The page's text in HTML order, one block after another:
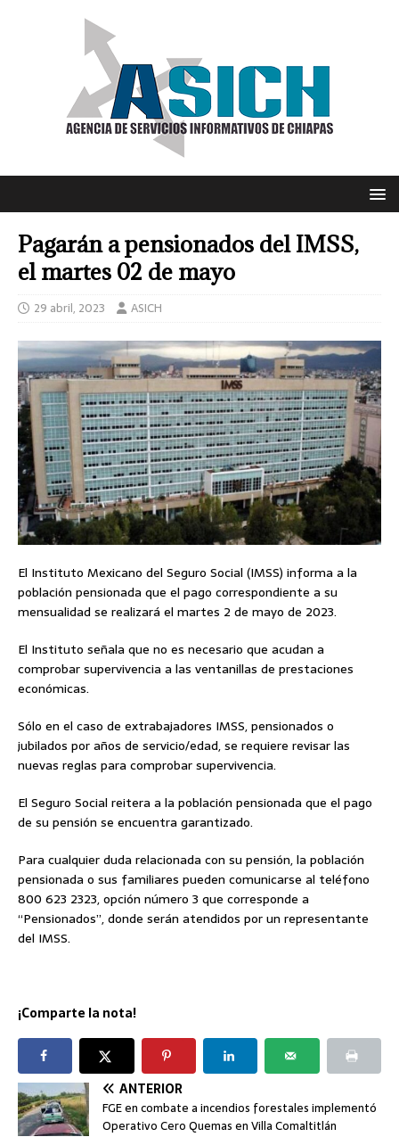
Pagarán a pensionados del IMSS,
el martes 02 de mayo
29 abril, 2023 ASICH
El Instituto Mexicano del Seguro Social (IMSS) informa a la
población pensionada que el pago correspondiente a su
mensualidad se realizará el martes 2 de mayo de 2023.
El Instituto señala que no es necesario que acudan a
comprobar supervivencia a las ventanillas de prestaciones
económicas.
Sólo en el caso de extrabajadores IMSS, pensionados o
jubilados por años de servicio/edad, se requiere revisar las
nuevas reglas para comprobar supervivencia.
El Seguro Social reitera a la población pensionada que el pago
de su pensión se encuentra garantizado.
Para cualquier duda relacionada con su pensión, la población
pensionada o sus familiares pueden comunicarse al teléfono
800 623 2323, opción número 3 que corresponde a
“Pensionados”, donde serán atendidos por un representante
del IMSS.
¡Comparte la nota!
ANTERIOR
FGE en combate a incendios forestales implementó
Operativo Cero Quemas en Villa Comaltitlán